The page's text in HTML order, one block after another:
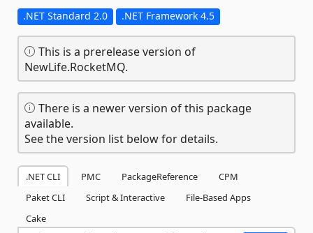
.NET Standard 2.0 .NET Framework 4.5
This is a prerelease version of
NewLife.RocketMQ.
There is a newer version of this package
available.
See the version list below for details.
.NET CLI PMC PackageReference
CPM
Paket CLI
Script & Interactive
File-Based Apps
Cake